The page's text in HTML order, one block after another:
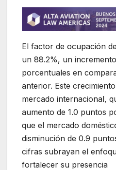
El factor de ocupación
un 88.2%, un
porcentuales en
anterior. Este
mercado internacional,
aumento de 1.0 puntos
que el mercado
disminución de 0.9
cifras subrayan el
fortalecer su presencia